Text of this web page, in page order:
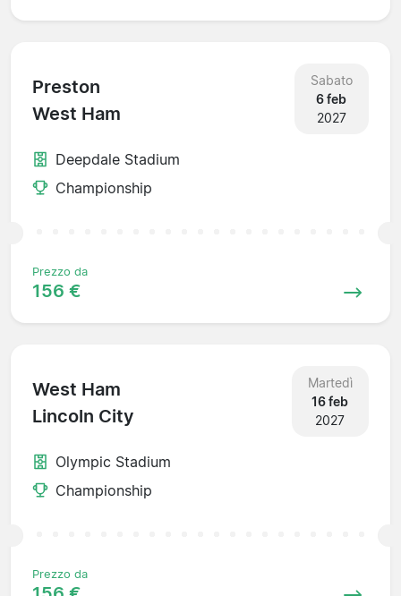
Preston
West Ham
Sabato
6 feb
2027
Deepdale Stadium
Championship
Prezzo da
156 €
West Ham
Lincoln City
Martedì
16 feb
2027
Olympic Stadium
Championship
Prezzo da